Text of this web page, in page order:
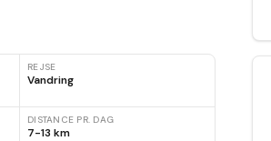
REJSE
Vandring
DISTANCE PR. DAG
7-13 km